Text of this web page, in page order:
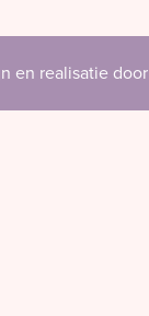
en realisatie door